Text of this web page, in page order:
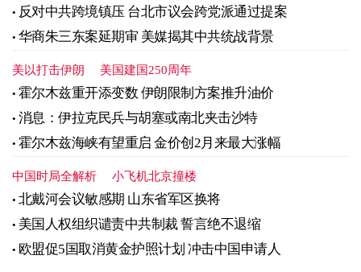
反对中共跨境镇压 台北市议会跨党派通过提案
华商朱三东案延期审 美媒揭其中共统战背景
美以打击伊朗 美国建国250周年
霍尔木兹重开添变数 伊朗限制方案推升油价
消息：伊拉克民兵与胡塞或南北夹击沙特
霍尔木兹海峡有望重启 金价创2月来最大涨幅
中国时局全解析 小飞机北京撞楼
北戴河会议敏感期 山东省军区换将
美国人权组织谴责中共制裁 誓言绝不退缩
欧盟促5国取消黄金护照计划 冲击中国申请人